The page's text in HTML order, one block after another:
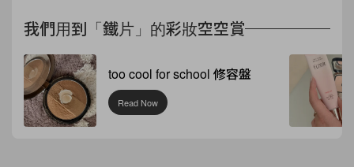
我們用到「鐵片」的彩妝空空賞
too cool for school 修容盤
Read Now